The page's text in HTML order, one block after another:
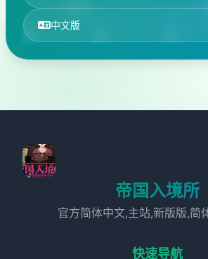
中文版
帝国入境所
官方简体中文,主站,新版版,简
快速导航